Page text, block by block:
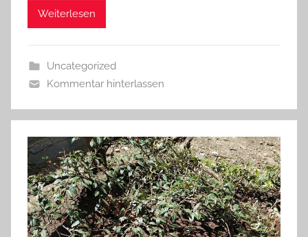
Weiterlesen
Uncategorized
Kommentar hinterlassen